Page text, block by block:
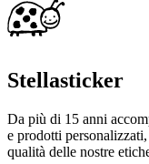
Stellasticker
Da più di 15 anni
e prodotti
qualità delle nostre